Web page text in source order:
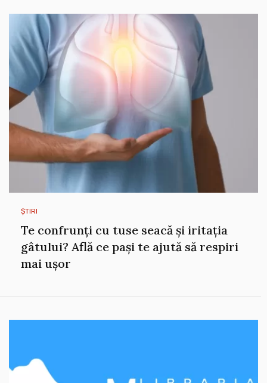
ȘTIRI
Te confrunți cu tuse seacă și iritația
gâtului? Află ce pași te ajută să respiri
mai ușor